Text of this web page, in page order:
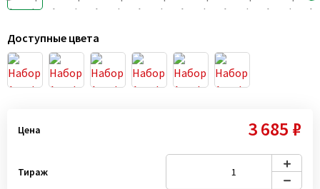
Доступные цвета
Цена 3 685 ₽
Тираж